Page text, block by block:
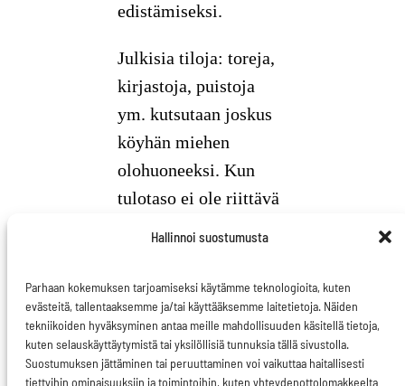
Hallinnoi suostumusta
Parhaan kokemuksen tarjoamiseksi käytämme teknologioita, kuten
evästeitä, tallentaaksemme ja/tai käyttääksemme laitetietoja. Näiden
tekniikoiden hyväksyminen antaa meille mahdollisuuden käsitellä tietoja,
kuten selauskäyttäytymistä tai yksilöllisiä tunnuksia tällä sivustolla.
Suostumuksen jättäminen tai peruuttaminen voi vaikuttaa haitallisesti
tiettyihin ominaisuuksiin ja toimintoihin, kuten yhteydenottolomakkeelta
edistämiseksi.
Julkisia tiloja: toreja,
kirjastoja, puistoja
ym. kutsutaan joskus
köyhän miehen
olohuoneeksi. Kun
tulotaso ei ole riittävä
julkisille alueille niitä
hakemaan. Termillä
tarkoitetaan myös
julkisten tilojen roolia